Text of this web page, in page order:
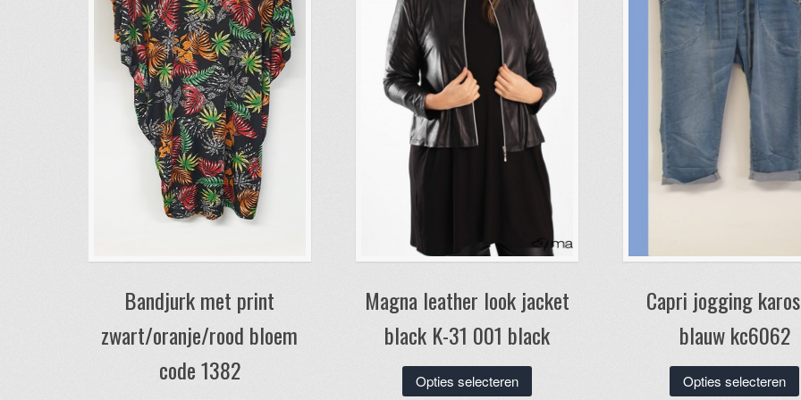
Bandjurk met print
zwart/oranje/rood bloem
code 1382
Magna leather look jacket
black K-31 001 black
Opties selecteren
Capri jogging
blauw kc6062
Opties selecteren